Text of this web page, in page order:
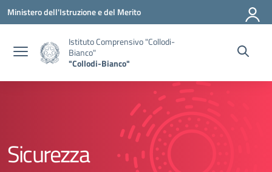
Vai ai contenuti
Vai al menu di navigazione
Vai al footer
Ministero dell'Istruzione e del Merito
Istituto Comprensivo "Collodi-
Bianco"
"Collodi-Bianco"
Sicurezza